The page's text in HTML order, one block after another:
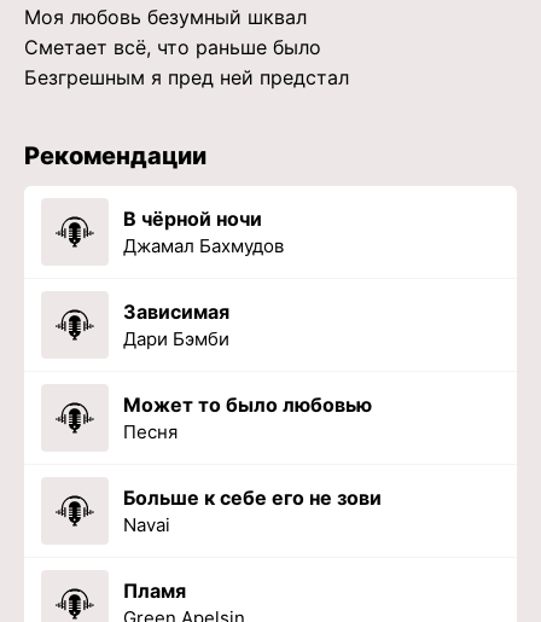
Моя любовь безумный шквал
Сметает всё, что раньше было
Безгрешным я пред ней предстал
Рекомендации
В чёрной ночи
Джамал Бахмудов
Зависимая
Дари Бэмби
Может то было любовью
Песня
Больше к себе его не зови
Navai
Пламя